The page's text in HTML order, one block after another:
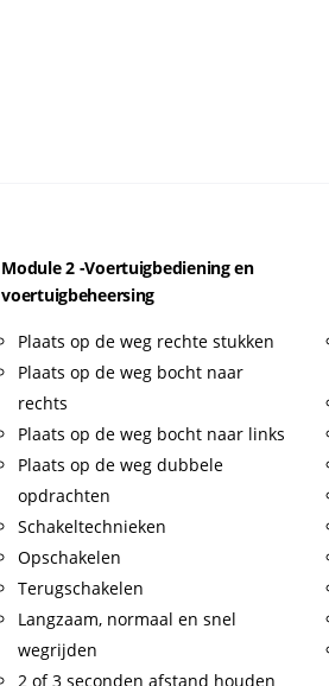
Module 2 -Voertuigbediening en
voertuigbeheersing
Plaats op de weg rechte stukken
Plaats op de weg bocht naar
rechts
Plaats op de weg bocht naar links
Plaats op de weg dubbele
opdrachten
Schakeltechnieken
Opschakelen
Terugschakelen
Langzaam, normaal en snel
wegrijden
2 of 3 seconden afstand houden